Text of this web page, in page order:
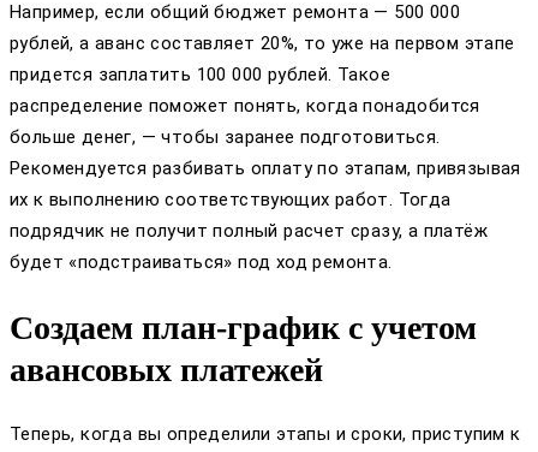
Например, если общий бюджет ремонта — 500 000
рублей, а аванс составляет 20%, то уже на первом этапе
придется заплатить 100 000 рублей. Такое
распределение поможет понять, когда понадобится
больше денег, — чтобы заранее подготовиться.
Рекомендуется разбивать оплату по этапам, привязывая
их к выполнению соответствующих работ. Тогда
подрядчик не получит полный расчет сразу, а платёж
будет «подстраиваться» под ход ремонта.
Создаем план-график с учетом
авансовых платежей
Теперь, когда вы определили этапы и сроки, приступим к